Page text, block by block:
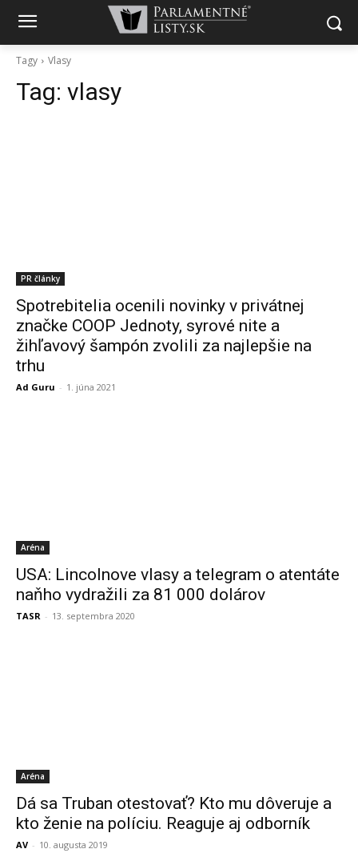
Tagy Vlasy
Tag: vlasy
PR články
Spotrebitelia ocenili novinky v privátnej
značke COOP Jednoty, syrové nite a
žihľavový šampón zvolili za najlepšie na
trhu
Ad Guru - 1. júna 2021
Aréna
USA: Lincolnove vlasy a telegram o atentáte
naňho vydražili za 81 000 dolárov
TASR - 13. septembra 2020
Aréna
Dá sa Truban otestovať? Kto mu dôveruje a
kto ženie na políciu. Reaguje aj odborník
AV - 10. augusta 2019